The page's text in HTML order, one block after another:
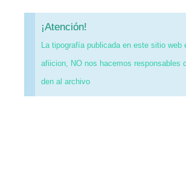
¡Atención!
La tipografía publicada en este sitio web
afiicion, NO nos hacemos responsables
den al archivo